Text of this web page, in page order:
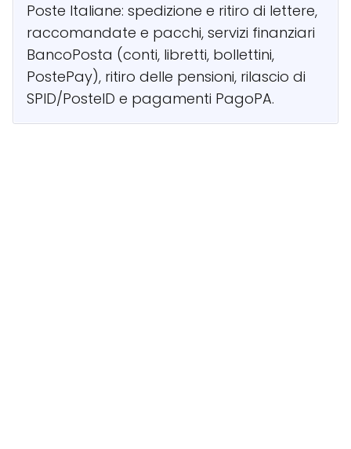
Poste Italiane: spedizione e ritiro di lettere,
raccomandate e pacchi, servizi finanziari
BancoPosta (conti, libretti, bollettini,
PostePay), ritiro delle pensioni, rilascio di
SPID/PosteID e pagamenti PagoPA.